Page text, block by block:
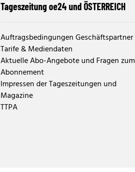
Tageszeitung oe24 und ÖSTERREICH
Auftragsbedingungen Geschäftspartner
Tarife & Mediendaten
Aktuelle Abo-Angebote und Fragen zum
Abonnement
Impressen der Tageszeitungen und
Magazine
TTPA